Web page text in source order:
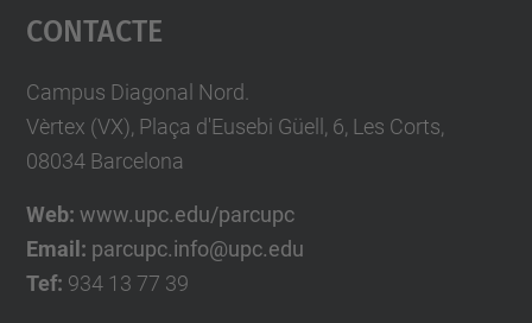
powered by
Contacte
Campus Diagonal Nord.
Vèrtex (VX), Plaça d'Eusebi Güell, 6, Les Corts,
08034 Barcelona
Web: www.upc.edu/parcupc
Email: parcupc.info@upc.edu
Tef: 934 13 77 39